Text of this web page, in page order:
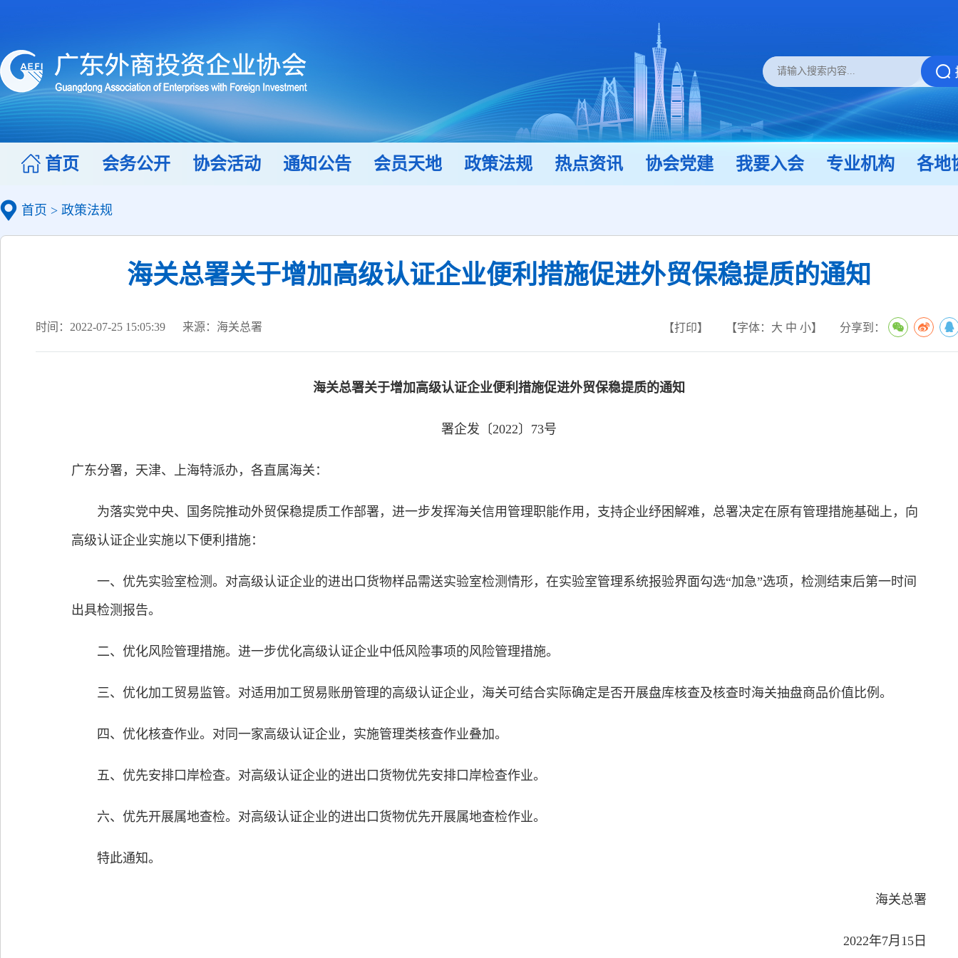
首页 会务公开 协会活动 通知公告 会员天地 政策法规 热点资讯 协会党建 我要入会 专业机构 各地
首页 > 政策法规
海关总署关于增加高级认证企业便利措施促进外贸保稳提质的通知
时间：2022-07-25 15:05:39 来源：海关总署 【打印】 【字体： 大 中 小】 分享到：
海关总署关于增加高级认证企业便利措施促进外贸保稳提质的通知
署企发〔2022〕73号
广东分署，天津、上海特派办，各直属海关：
为落实党中央、国务院推动外贸保稳提质工作部署，进一步发挥海关信用管理职能作用，支持企业纾困解难，总署决定在原有管理措施基础上，向
高级认证企业实施以下便利措施：
一、优先实验室检测。对高级认证企业的进出口货物样品需送实验室检测情形，在实验室管理系统报验界面勾选“加急”选项，检测结束后第一时间
出具检测报告。
二、优化风险管理措施。进一步优化高级认证企业中低风险事项的风险管理措施。
三、优化加工贸易监管。对适用加工贸易账册管理的高级认证企业，海关可结合实际确定是否开展盘库核查及核查时海关抽盘商品价值比例。
四、优化核查作业。对同一家高级认证企业，实施管理类核查作业叠加。
五、优先安排口岸检查。对高级认证企业的进出口货物优先安排口岸检查作业。
六、优先开展属地查检。对高级认证企业的进出口货物优先开展属地查检作业。
特此通知。
海关总署
2022年7月15日